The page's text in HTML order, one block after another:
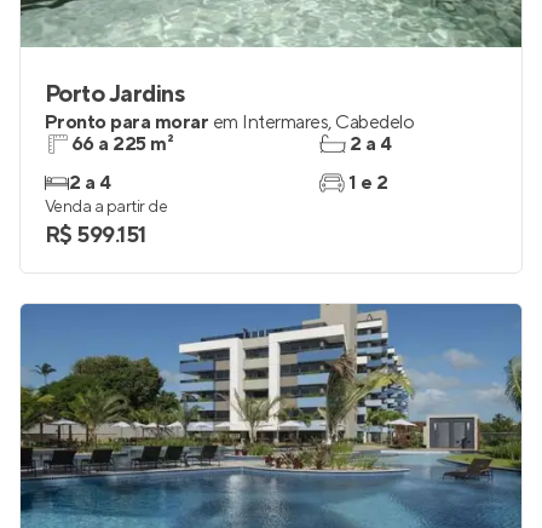
Porto Jardins
Pronto para morar em Intermares, Cabedelo
66 a 225 m²
2 a 4
2 a 4
1 e 2
Venda a partir de
R$ 599.151